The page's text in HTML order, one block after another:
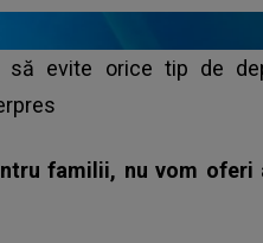
să evite orice tip de
familii, nu vom oferi